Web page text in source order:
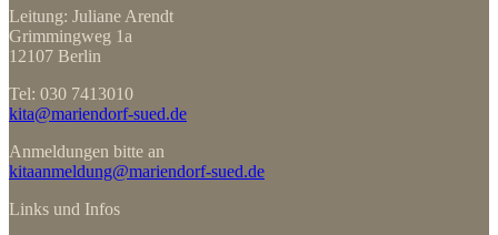
Leitung: Juliane Arendt
Grimmingweg 1a
12107 Berlin
Tel: 030 7413010
kita@mariendorf-sued.de
Anmeldungen bitte an
kitaanmeldung@mariendorf-sued.de
Links und Infos